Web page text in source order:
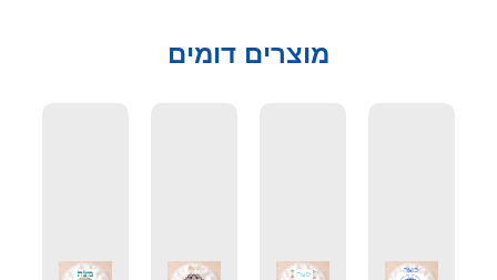
מוצרים דומים